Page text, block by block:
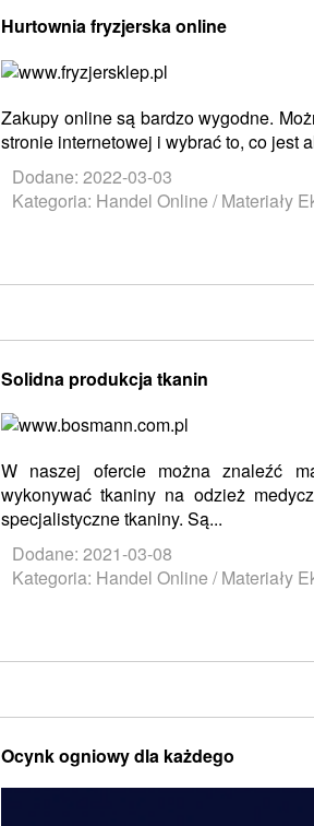
Hurtownia fryzjerska online
Zakupy online są bardzo wygodne.
stronie internetowej i wybrać to, co jest
Dodane: 2022-03-03
Kategoria: Handel Online / Materiały
Solidna produkcja tkanin
W naszej ofercie można znaleźć
wykonywać tkaniny na odzież
specjalistyczne tkaniny. Są...
Dodane: 2021-03-08
Kategoria: Handel Online / Materiały
Ocynk ogniowy dla każdego